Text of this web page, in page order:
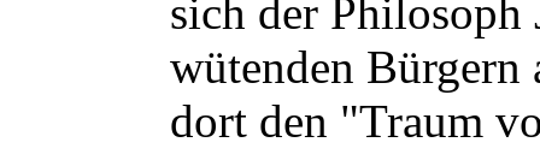
sich der Philosoph
wütenden
dort den "Traum